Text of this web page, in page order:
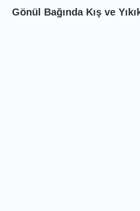
Gönül Bağında Kış ve